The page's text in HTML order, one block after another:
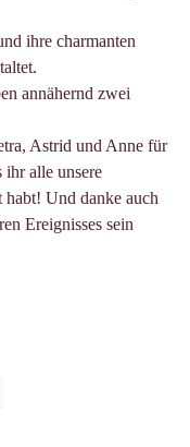
ihre charmanten
annähernd zwei
Astrid und Anne für
ihr alle unsere
habt! Und danke auch
Ereignisses sein